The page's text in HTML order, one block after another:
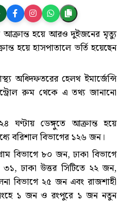
আক্রান্ত হয়ে আরও দুইজনের মৃত্যু
হয়ে হাসপাতালে ভর্তি হয়েছেন
অধিদফতরের হেলথ ইমার্জেন্সি
রুম থেকে এ তথ্য জানানো
ঘণ্টায় ডেঙ্গুতে আক্রান্ত হয়ে
বরিশাল বিভাগের ১২৬ জন।
বিভাগে ৮০ জন, ঢাকা বিভাগে
৩১, ঢাকা উত্তর সিটিতে ২২ জন,
বিভাগে ২৫ জন এবং রাজশাহী
১ জন ও রংপুরে ১ জন নতুন